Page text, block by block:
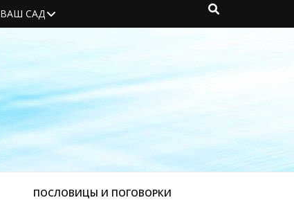
ВАШ САД
ПОСЛОВИЦЫ И ПОГОВОРКИ